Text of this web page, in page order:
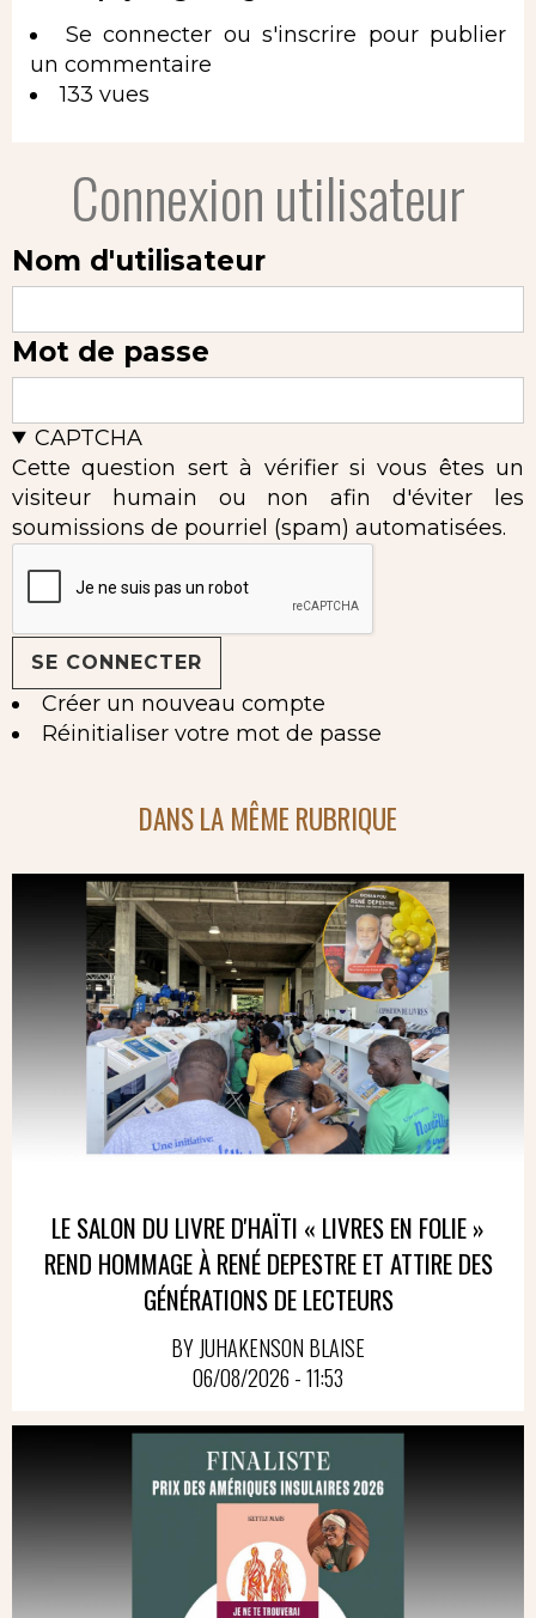
Se connecter ou s'inscrire pour publier
un commentaire
133 vues
Connexion utilisateur
Nom d'utilisateur
Mot de passe
CAPTCHA
Cette question sert à vérifier si vous êtes un
visiteur humain ou non afin d'éviter les
soumissions de pourriel (spam) automatisées.
Créer un nouveau compte
Réinitialiser votre mot de passe
DANS LA MÊME RUBRIQUE
LE SALON DU LIVRE D'HAÏTI « LIVRES EN FOLIE »
REND HOMMAGE À RENÉ DEPESTRE ET ATTIRE DES
GÉNÉRATIONS DE LECTEURS
BY JUHAKENSON BLAISE
06/08/2026 - 11:53